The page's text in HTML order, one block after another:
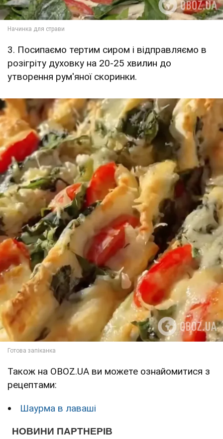
3. Посипаємо тертим сиром і відправляємо в
розігріту духовку на 20-25 хвилин до
утворення рум'яної скоринки.
Також на OBOZ.UA ви можете ознайомитися з
рецептами:
Шаурма в лаваші